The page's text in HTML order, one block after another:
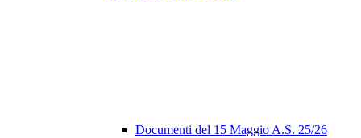
Documenti del 15 Maggio A.S. 25/26